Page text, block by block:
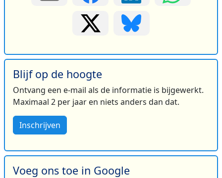
Blijf op de hoogte
Ontvang een e-mail als de informatie is bijgewerkt.
Maximaal 2 per jaar en niets anders dan dat.
Inschrijven
Voeg ons toe in Google